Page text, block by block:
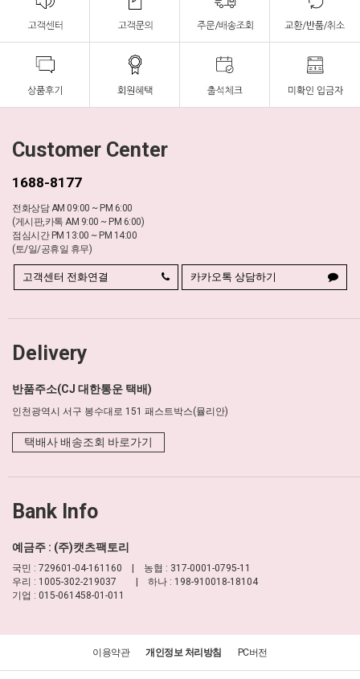
Customer Center
1688-8177
전화상담 AM 09:00 ~ PM 6:00
(게시판,카톡 AM 9:00 ~ PM 6:00)
점심시간 PM 13:00 ~ PM 14:00
(토/일/공휴일 휴무)
고객센터 전화연결 카카오톡 상담하기
Delivery
반품주소(CJ 대한통운 택배)
인천광역시 서구 봉수대로 151 패스트박스(뮬리안)
택배사 배송조회 바로가기
Bank Info
예금주 : (주)캣츠팩토리
국민 : 729601-04-161160 | 농협 : 317-0001-0795-11
우리 : 1005-302-219037 | 하나 : 198-910018-18104
기업 : 015-061458-01-011
이용약관 개인정보 처리방침 PC버전